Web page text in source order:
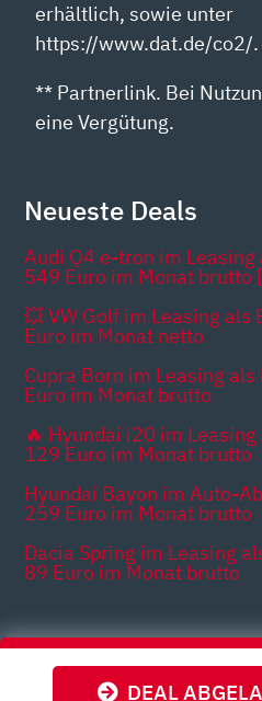
DEAL
erhältlich, sowie unter
https://www.dat.de/co2/.
** Partnerlink. Bei
eine Vergütung.
Neueste Deals
Audi Q4 e-tron im
549 Euro im Monat brutto
💥 VW Golf im Leasing
Euro im Monat netto
Cupra Born im Leasing
Euro im Monat brutto
🔥 Hyundai i20 im
129 Euro im Monat brutto
Hyundai Bayon im Auto-
259 Euro im Monat brutto
Dacia Spring im Leasing
89 Euro im Monat brutto